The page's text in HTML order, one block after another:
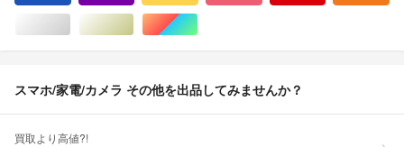
シルバー/銀色系ゴールド/金色系マルチカラー
スマホ/家電/カメラ その他を出品してみませんか？
買取より高値?!